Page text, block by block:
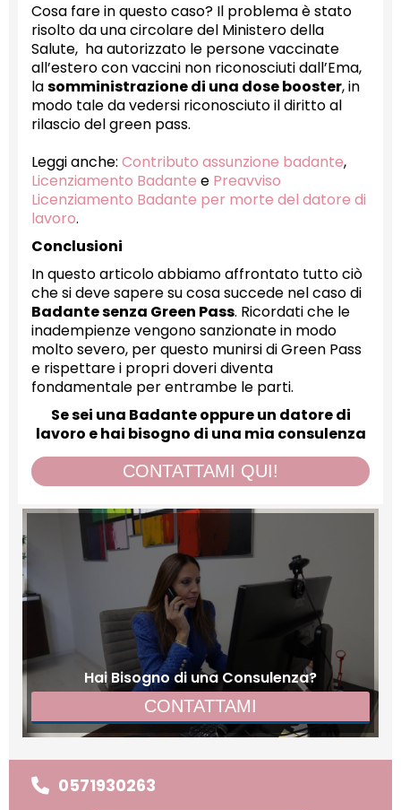
Cosa fare in questo caso? Il problema è stato
risolto da una circolare del Ministero della
Salute, ha autorizzato le persone vaccinate
all’estero con vaccini non riconosciuti dall’Ema,
lasomministrazione di una dose booster, in
modo tale da vedersi riconosciuto il diritto al
rilascio del green pass.
Leggi anche: Contributo assunzione badante,
Licenziamento Badante e Preavviso
Licenziamento Badante per morte del datore di
lavoro.
Conclusioni
In questo articolo abbiamo affrontato tutto ciò
che si deve sapere su cosa succede nel caso di
Badante senza Green Pass. Ricordati che le
inadempienze vengono sanzionate in modo
molto severo, per questo munirsi di Green Pass
e rispettare i propri doveri diventa
fondamentale per entrambe le parti.
Se sei una Badante oppure un datore di
lavoro e hai bisogno di una mia consulenza
CONTATTAMI QUI!
Hai Bisogno di una Consulenza?
CONTATTAMI
0571930263